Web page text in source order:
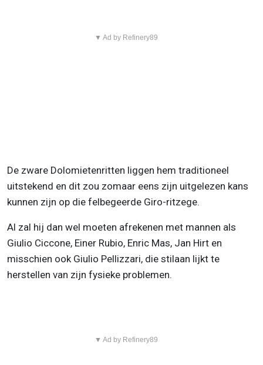
▼ Ad by Refinery89
De zware Dolomietenritten liggen hem traditioneel
uitstekend en dit zou zomaar eens zijn uitgelezen kans
kunnen zijn op die felbegeerde Giro-ritzege.
Al zal hij dan wel moeten afrekenen met mannen als
Giulio Ciccone, Einer Rubio, Enric Mas, Jan Hirt en
misschien ook Giulio Pellizzari, die stilaan lijkt te
herstellen van zijn fysieke problemen.
▼ Ad by Refinery89